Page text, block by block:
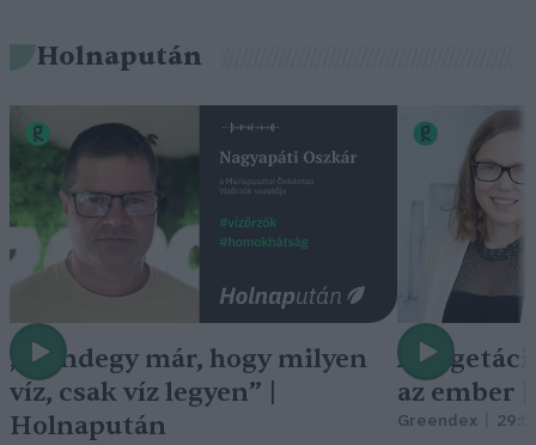
Holnapután
„Mindegy már, hogy milyen
víz, csak víz legyen” |
Holnapután
A
az ember
Greendex